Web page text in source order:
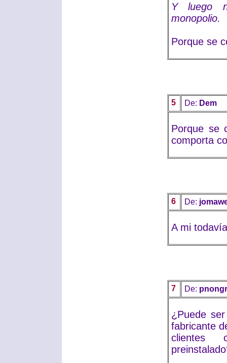
Y luego
monopolio.
Porque se
5 De: Dem
Porque se
comporta
6 De:
A mi
7 De:
¿Puede
fabricante
clientes